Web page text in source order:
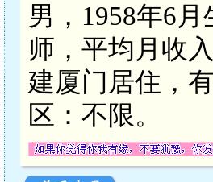
男，1958年6
师，平均月收
建厦门居住，
区：不限。